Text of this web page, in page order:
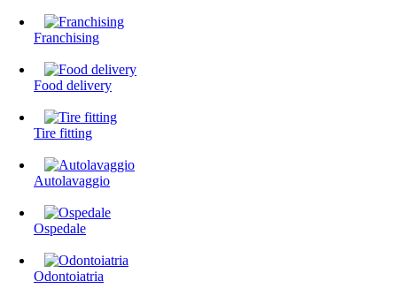
Franchising
Food delivery
Tire fitting
Autolavaggio
Ospedale
Odontoiatria